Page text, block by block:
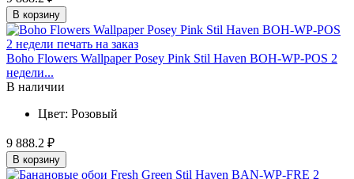
В корзину
Boho Flowers Wallpaper Posey Pink Stil Haven BOH-WP-POS 2
недели...
В наличии
Цвет: Розовый
9 888.2 ₽
В корзину